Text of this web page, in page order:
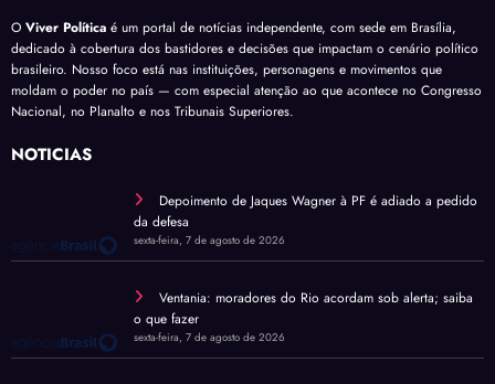
O Viver Política é um portal de notícias independente, com sede em Brasília,
dedicado à cobertura dos bastidores e decisões que impactam o cenário político
brasileiro. Nosso foco está nas instituições, personagens e movimentos que
moldam o poder no país — com especial atenção ao que acontece no Congresso
Nacional, no Planalto e nos Tribunais Superiores.
NOTÍCIAS
Depoimento de Jaques Wagner à PF é adiado a pedido
da defesa
sexta-feira, 7 de agosto de 2026
Ventania: moradores do Rio acordam sob alerta; saiba
o que fazer
sexta-feira, 7 de agosto de 2026